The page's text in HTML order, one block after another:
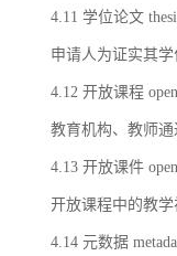
4.11 学位论文
申请人为证实其
4.12 开放课程
教育机构、教师
4.13 开放课件
开放课程中的教
4.14 元数据